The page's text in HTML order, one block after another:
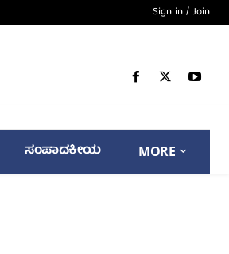
Sign in / Join
ಸಂಪಾದಕೀಯ MORE